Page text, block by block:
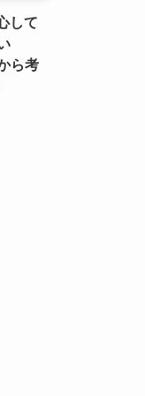
して
ら考